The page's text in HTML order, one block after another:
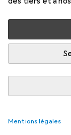
Mentions légales
très bien
Avec 20
mobile.
Pas de